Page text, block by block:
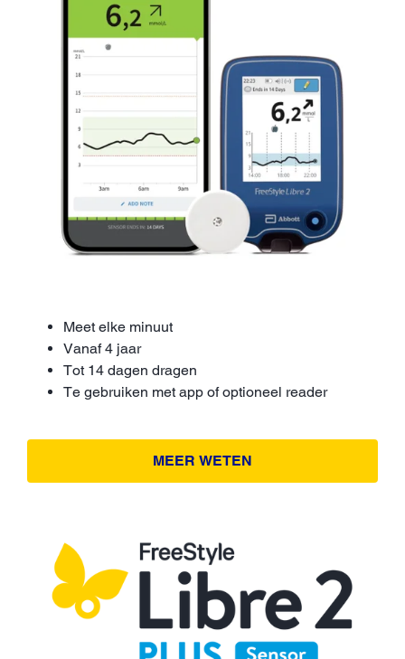
Meet elke minuut
Vanaf 4 jaar
Tot 14 dagen dragen
Te gebruiken met app of optioneel reader
MEER WETEN